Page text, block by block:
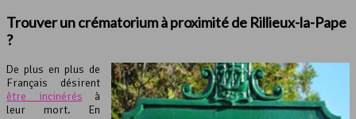
Trouver un crématorium à proximité de Rillieux-la-Pape
?
De plus en plus de
Français désirent
être incinérés à
leur mort. En